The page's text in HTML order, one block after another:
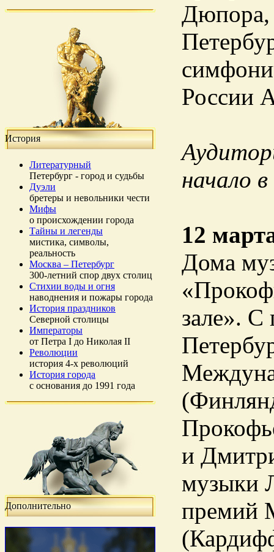
История
Литературный
Петербург - город и судьбы
Дуэли
бретеры и невольники чести
Мифы
о происхождении города
Тайны и легенды
мистика, символы,
реальность
Москва – Петербург
300-летний спор двух столиц
Стихии воды и огня
наводнения и пожары города
История праздников
Северной столицы
Императоры
от Петра I до Николая II
Революции
история 4-х революций
История города
с основания до 1991 года
Дополнительно
Дюпора,
России
начало
12
Дома
зале». С
и
музыки
премий